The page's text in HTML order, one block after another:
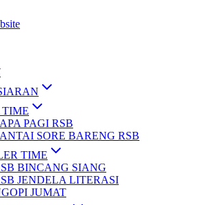
TIME
PAGI RSB
SORE BARENG RSB
TIME
BINCANG SIANG
JENDELA LITERASI
JUMAT